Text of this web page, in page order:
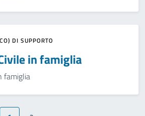
DI SUPPORTO
in famiglia
famiglia